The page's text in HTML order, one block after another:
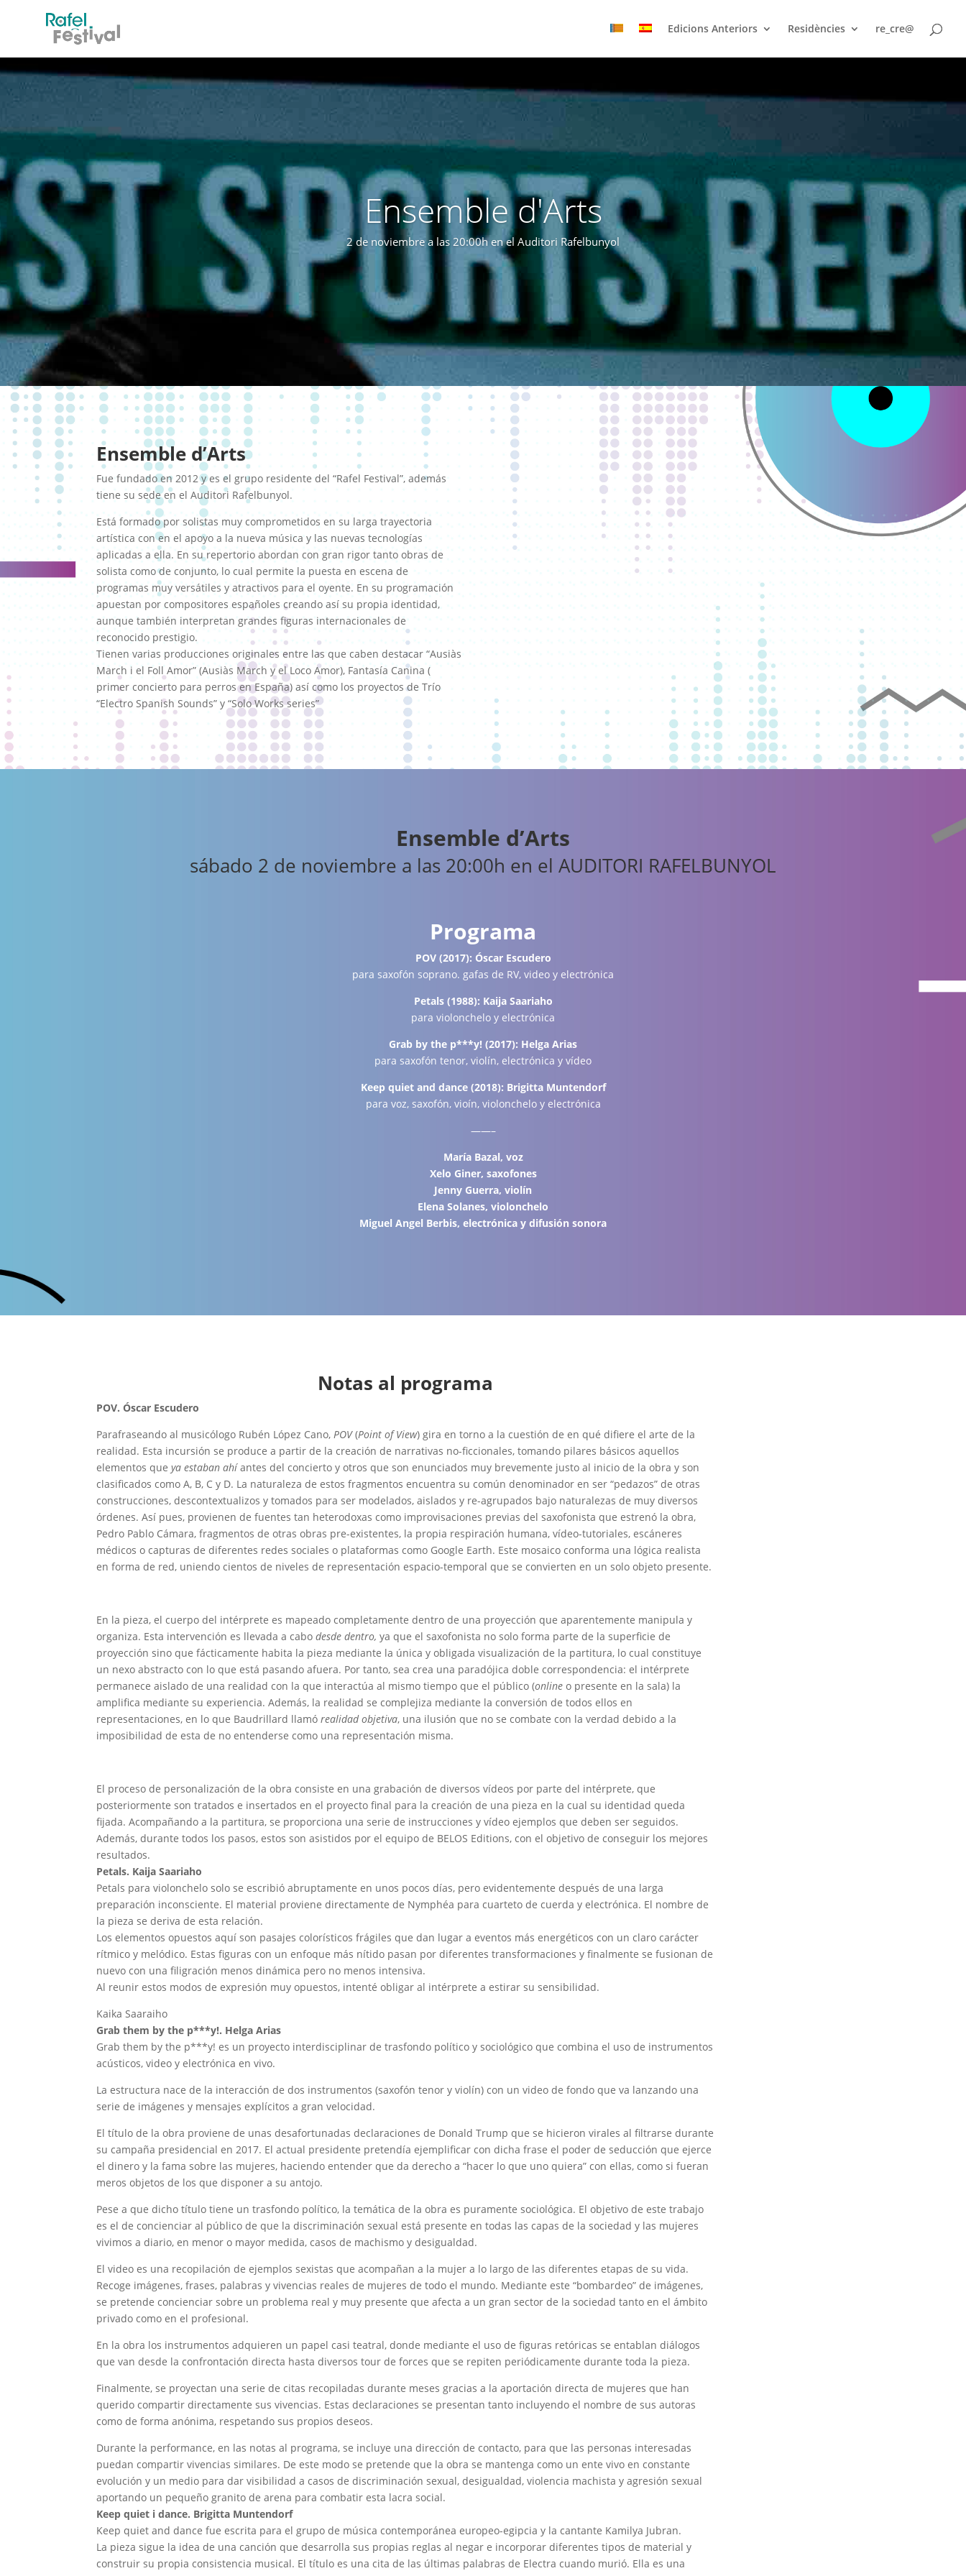
Edicions Anteriors Residències re_cre@
Ensemble d'Arts
2 de noviembre a las 20:00h en el Auditori Rafelbunyol
Ensemble d’Arts
Fue fundado en 2012 y es el grupo residente del “Rafel Festival”, además
tiene su sede en el Auditori Rafelbunyol.
Está formado por solistas muy comprometidos en su larga trayectoria
artística con en el apoyo a la nueva música y las nuevas tecnologías
aplicadas a ella. En su repertorio abordan con gran rigor tanto obras de
solista como de conjunto, lo cual permite la puesta en escena de
programas muy versátiles y atractivos para el oyente. En su programación
apuestan por compositores españoles creando así su propia identidad,
aunque también interpretan grandes figuras internacionales de
reconocido prestigio.
Tienen varias producciones originales entre las que caben destacar “Ausiàs
March i el Foll Amor” (Ausiàs March y el Loco Amor), Fantasía Canina (
primer concierto para perros en España) así como los proyectos de Trío
“Electro Spanish Sounds” y “Solo Works series”
Ensemble d’Arts
sábado 2 de noviembre a las 20:00h en el AUDITORI RAFELBUNYOL
Programa
POV (2017): Óscar Escudero
para saxofón soprano. gafas de RV, video y electrónica
Petals (1988): Kaija Saariaho
para violonchelo y electrónica
Grab by the p***y! (2017): Helga Arias
para saxofón tenor, violín, electrónica y vídeo
Keep quiet and dance (2018): Brigitta Muntendorf
para voz, saxofón, vioín, violonchelo y electrónica
——–
María Bazal, voz
Xelo Giner, saxofones
Jenny Guerra, violín
Elena Solanes, violonchelo
Miguel Angel Berbis, electrónica y difusión sonora
Notas al programa
POV. Óscar Escudero
Parafraseando al musicólogo Rubén López Cano,POV(Point of View) gira en torno a la cuestión de en qué difiere el arte de la
realidad. Esta incursión se produce a partir de la creación de narrativas no-ficcionales, tomando pilares básicos aquellos
elementos queya estaban ahíantes del concierto y otros que son enunciados muy brevemente justo al inicio de la obra y son
clasificados como A, B, C y D. La naturaleza de estos fragmentos encuentra su común denominador en ser “pedazos” de otras
construcciones, descontextualizos y tomados para ser modelados, aislados y re-agrupados bajo naturalezas de muy diversos
órdenes. Así pues, provienen de fuentes tan heterodoxas como improvisaciones previas del saxofonista que estrenó la obra,
Pedro Pablo Cámara, fragmentos de otras obras pre-existentes, la propia respiración humana, vídeo-tutoriales, escáneres
médicos o capturas de diferentes redes sociales o plataformas como Google Earth. Este mosaico conforma una lógica realista
en forma de red, uniendo cientos de niveles de representación espacio-temporal que se convierten en un solo objeto presente.
En la pieza, el cuerpo del intérprete es mapeado completamente dentro de una proyección que aparentemente manipula y
organiza. Esta intervención es llevada a cabodesde dentro,ya que el saxofonista no solo forma parte de la superficie de
proyección sino que fácticamente habita la pieza mediante la única y obligada visualización de la partitura, lo cual constituye
un nexo abstracto con lo que está pasando afuera. Por tanto, sea crea una paradójica doble correspondencia: el intérprete
permanece aislado de una realidad con la que interactúa al mismo tiempo que el público (online o presente en la sala) la
amplifica mediante su experiencia. Además, la realidad se complejiza mediante la conversión de todos ellos en
representaciones, en lo que Baudrillard llamórealidad objetiva, una ilusión que no se combate con la verdad debido a la
imposibilidad de esta de no entenderse como una representación misma.
El proceso de personalización de la obra consiste en una grabación de diversos vídeos por parte del intérprete, que
posteriormente son tratados e insertados en el proyecto final para la creación de una pieza en la cual su identidad queda
fijada. Acompañando a la partitura, se proporciona una serie de instrucciones y vídeo ejemplos que deben ser seguidos.
Además, durante todos los pasos, estos son asistidos por el equipo de BELOS Editions, con el objetivo de conseguir los mejores
resultados.
Petals. Kaija Saariaho
Petals para violonchelo solo se escribió abruptamente en unos pocos días, pero evidentemente después de una larga
preparación inconsciente. El material proviene directamente de Nymphéa para cuarteto de cuerda y electrónica. El nombre de
la pieza se deriva de esta relación.
Los elementos opuestos aquí son pasajes colorísticos frágiles que dan lugar a eventos más energéticos con un claro carácter
rítmico y melódico. Estas figuras con un enfoque más nítido pasan por diferentes transformaciones y finalmente se fusionan de
nuevo con una filigración menos dinámica pero no menos intensiva.
Al reunir estos modos de expresión muy opuestos, intenté obligar al intérprete a estirar su sensibilidad.
Kaika Saaraiho
Grab them by the p***y!. Helga Arias
Grab them by the p***y! es un proyecto interdisciplinar de trasfondo político y sociológico que combina el uso de instrumentos
acústicos, video y electrónica en vivo.
La estructura nace de la interacción de dos instrumentos (saxofón tenor y violín) con un video de fondo que va lanzando una
serie de imágenes y mensajes explícitos a gran velocidad.
El título de la obra proviene de unas desafortunadas declaraciones de Donald Trump que se hicieron virales al filtrarse durante
su campaña presidencial en 2017. El actual presidente pretendía ejemplificar con dicha frase el poder de seducción que ejerce
el dinero y la fama sobre las mujeres, haciendo entender que da derecho a “hacer lo que uno quiera” con ellas, como si fueran
meros objetos de los que disponer a su antojo.
Pese a que dicho título tiene un trasfondo político, la temática de la obra es puramente sociológica. El objetivo de este trabajo
es el de concienciar al público de que la discriminación sexual está presente en todas las capas de la sociedad y las mujeres
vivimos a diario, en menor o mayor medida, casos de machismo y desigualdad.
El video es una recopilación de ejemplos sexistas que acompañan a la mujer a lo largo de las diferentes etapas de su vida.
Recoge imágenes, frases, palabras y vivencias reales de mujeres de todo el mundo. Mediante este “bombardeo” de imágenes,
se pretende concienciar sobre un problema real y muy presente que afecta a un gran sector de la sociedad tanto en el ámbito
privado como en el profesional.
En la obra los instrumentos adquieren un papel casi teatral, donde mediante el uso de figuras retóricas se entablan diálogos
que van desde la confrontación directa hasta diversos tour de forces que se repiten periódicamente durante toda la pieza.
Finalmente, se proyectan una serie de citas recopiladas durante meses gracias a la aportación directa de mujeres que han
querido compartir directamente sus vivencias. Estas declaraciones se presentan tanto incluyendo el nombre de sus autoras
como de forma anónima, respetando sus propios deseos.
Durante la performance, en las notas al programa, se incluye una dirección de contacto, para que las personas interesadas
puedan compartir vivencias similares. De este modo se pretende que la obra se mantenga como un ente vivo en constante
evolución y un medio para dar visibilidad a casos de discriminación sexual, desigualdad, violencia machista y agresión sexual
aportando un pequeño granito de arena para combatir esta lacra social.
Keep quiet i dance. Brigitta Muntendorf
Keep quiet and dance fue escrita para el grupo de música contemporánea europeo-egipcia y la cantante Kamilya Jubran.
La pieza sigue la idea de una canción que desarrolla sus propias reglas al negar e incorporar diferentes tipos de material y
construir su propia consistencia musical. El título es una cita de las últimas palabras de Electra cuando murió. Ella es una